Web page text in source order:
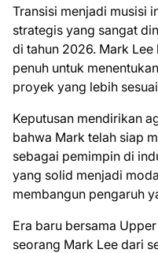
Transisi menjadi musisi
strategis yang sangat
di tahun 2026. Mark
penuh untuk
proyek yang lebih
Keputusan mendirikan
bahwa Mark telah siap
sebagai pemimpin di
yang solid menjadi
membangun pengaruh
Era baru bersama
seorang Mark Lee dari